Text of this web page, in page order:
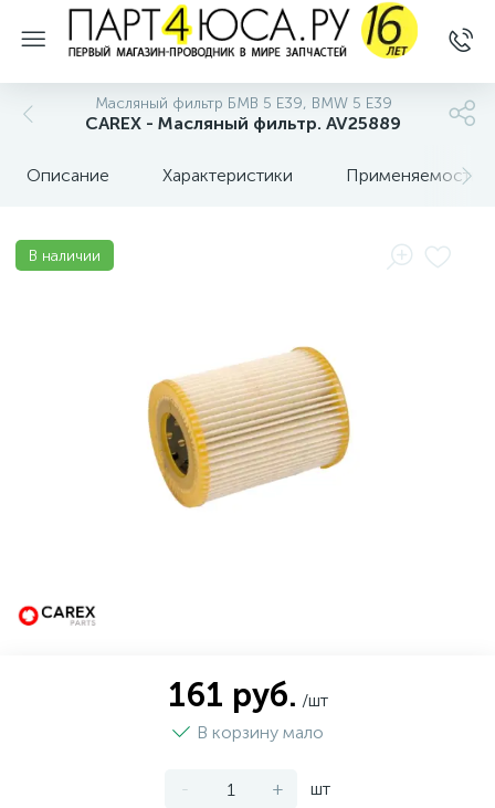
Масляный фильтр БМВ 5 E39, BMW 5 E39
CAREX - Масляный фильтр. AV25889
Описание Характеристики Применяемость
В наличии
161 руб. /шт
В корзину мало
- + шт